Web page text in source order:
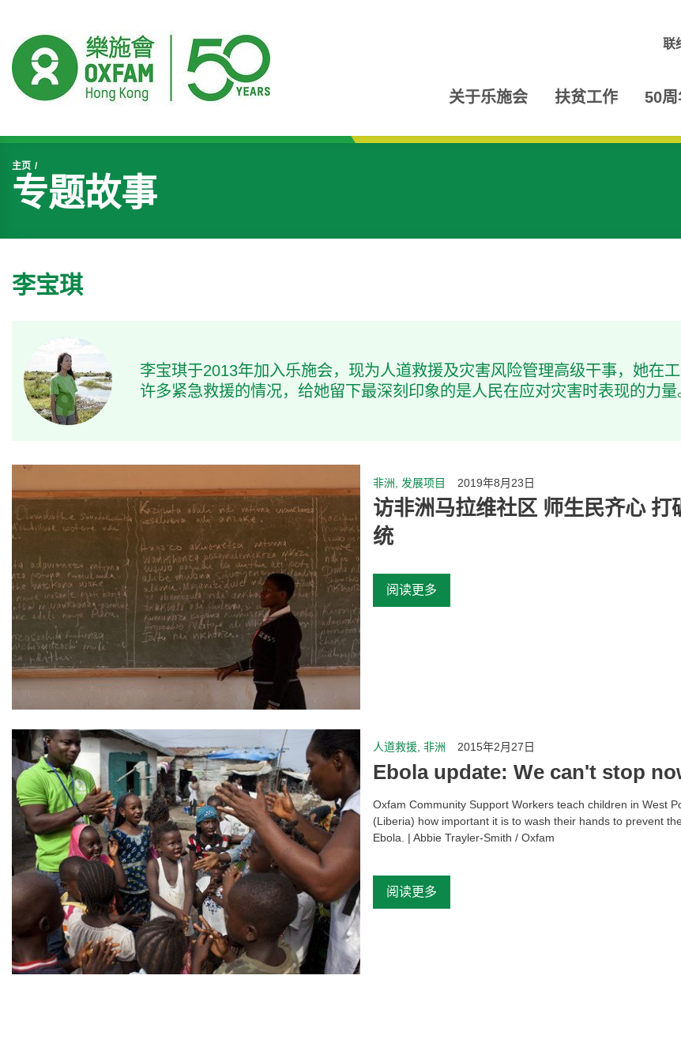
联
关于乐施会 扶贫工作 50周
开始主要内容
主页
专题故事
李宝琪
李宝琪于2013年加入乐施会，现为人道救援及灾害风险管理高级干事，她在
许多紧急救援的情况，给她留下最深刻印象的是人民在应对灾害时表现的力量
非洲, 发展项目 2019年8月23日
访非洲马拉维社区 师生民齐心 打
统
阅读更多
人道救援, 非洲 2015年2月27日
Ebola update: We can't stop
Oxfam Community Support Workers teach children in West
(Liberia) how important it is to wash their hands to prevent
Ebola. | Abbie Trayler-Smith / Oxfam
阅读更多